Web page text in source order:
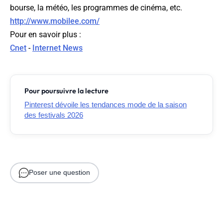
bourse, la météo, les programmes de cinéma, etc.
http://www.mobilee.com/
Pour en savoir plus :
Cnet - Internet News
Pour poursuivre la lecture
Pinterest dévoile les tendances mode de la saison
des festivals 2026
Poser une question